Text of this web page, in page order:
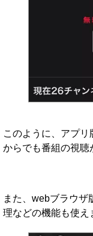
このように、アプ
からでも番組の視聴
また、webブラウザ
理などの機能も使え